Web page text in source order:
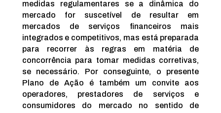
medidas regulamentares se a dinâmica do
mercado for suscetível de resultar em
mercados de serviços financeiros mais
integrados e competitivos, mas está preparada
para recorrer às regras em matéria de
concorrência para tomar medidas corretivas,
se necessário. Por conseguinte, o presente
Plano de Ação é também um convite aos
operadores, prestadores de serviços e
consumidores do mercado no sentido de